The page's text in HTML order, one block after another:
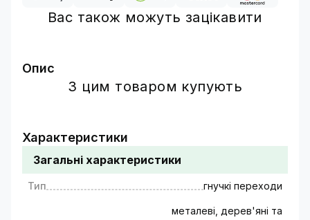
Вас також можуть зацікавити
Опис
Гнучкий перехід дверний призначений для
вигляду. Використовується при встановленні
електромеханічних, електромагнітних,
електроригельних замків. Гнучкий перехід
встановлюється між рухомою стулкою
дверей, воріт та нерухомою частиною
З цим товаром купують
Характеристики
Загальні характеристики
Тип гнучкі переходи
металеві, дерев'яні та